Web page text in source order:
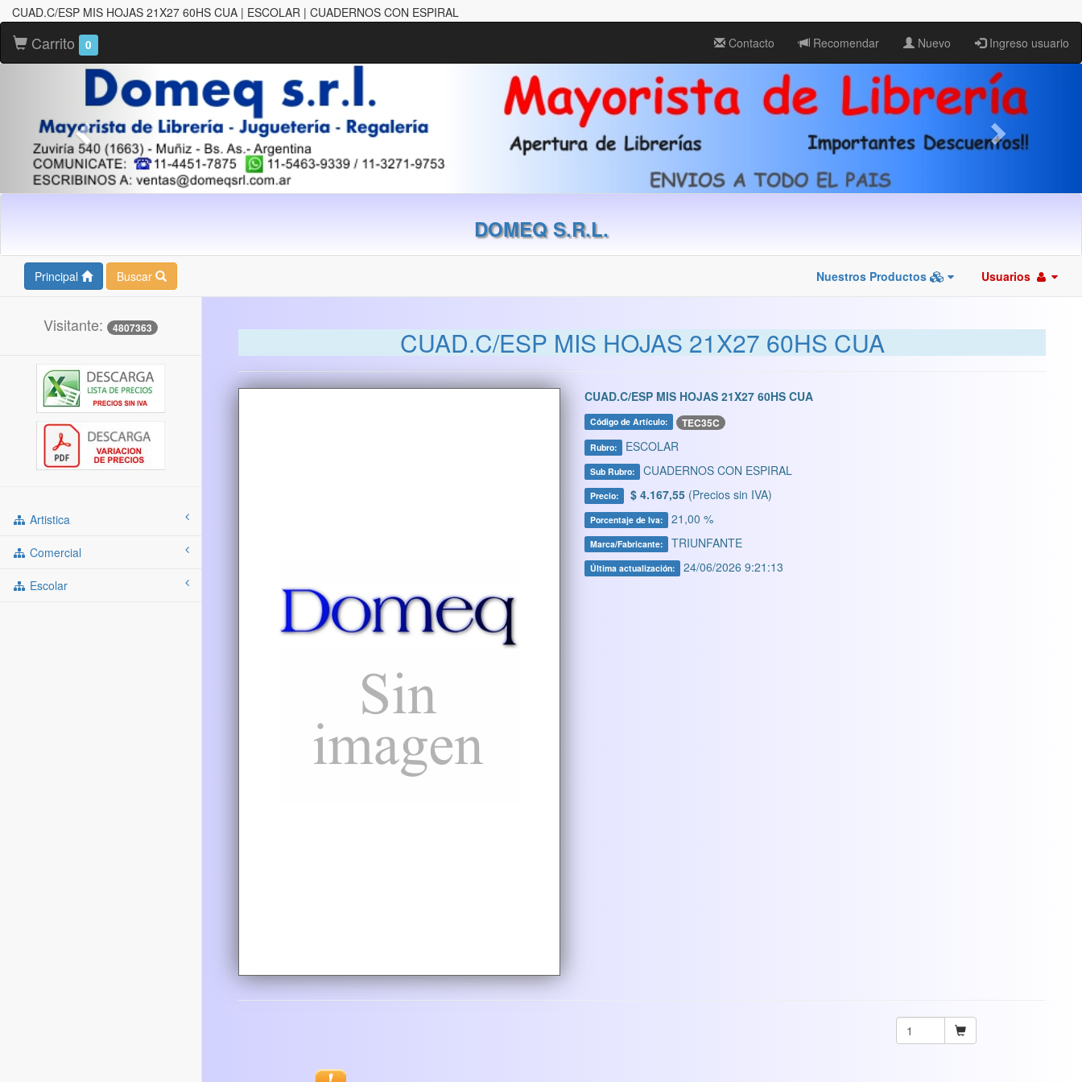
CUAD.C/ESP MIS HOJAS 21X27 60HS CUA | ESCOLAR | CUADERNOS CON ESPIRAL
Carrito 0 Contacto Recomendar Nuevo Ingreso usuario
DOMEQ S.R.L.
Principal Buscar Nuestros Productos Usuarios
Visitante: 4807363
Artistica
Comercial
Escolar
CUAD.C/ESP MIS HOJAS 21X27 60HS CUA
CUAD.C/ESP MIS HOJAS 21X27 60HS CUA
Código de Artículo: TEC35C
Rubro: ESCOLAR
Sub Rubro: CUADERNOS CON ESPIRAL
Precio: $ 4.167,55 (Precios sin IVA)
Porcentaje de Iva: 21,00 %
Marca/Fabricante: TRIUNFANTE
Última actualización: 24/06/2026 9:21:13